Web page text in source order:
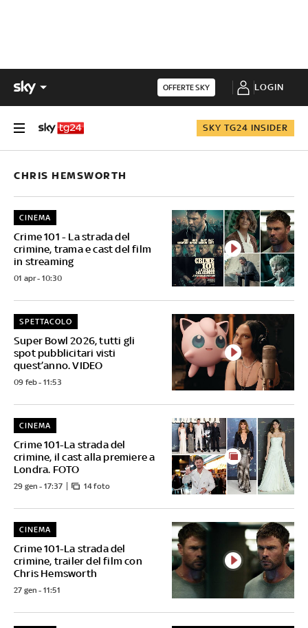
OFFERTE SKY LOGIN
SKY TG24 INSIDER
CHRIS HEMSWORTH
Crime 101 - La strada del
crimine, trama e cast del film
in streaming
CINEMA
01 apr - 10:30
Super Bowl 2026, tutti gli
spot pubblicitari visti
quest’anno. VIDEO
SPETTACOLO
09 feb - 11:53
Crime 101-La strada del
crimine, il cast alla premiere a
Londra. FOTO
CINEMA
29 gen - 17:37 14 foto
Crime 101-La strada del
crimine, trailer del film con
Chris Hemsworth
CINEMA
27 gen - 11:51